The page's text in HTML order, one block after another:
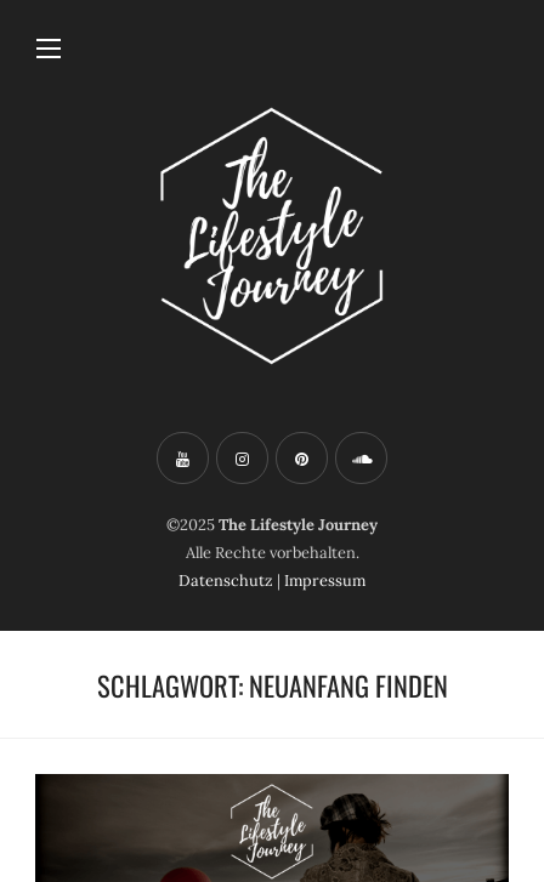
©2025The Lifestyle Journey
Alle Rechte vorbehalten.
Datenschutz | Impressum
SCHLAGWORT:NEUANFANG FINDEN